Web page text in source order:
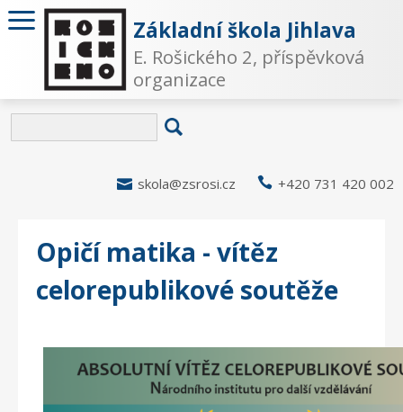
Základní škola Jihlava
E. Rošického 2, příspěvková
organizace
 skola@zsrosi.cz  +420 731 420 002
Opičí matika - vítěz
celorepublikové soutěže